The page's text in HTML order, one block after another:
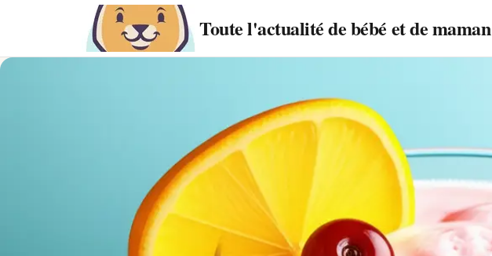
Toute l'actualité de bébé et de maman